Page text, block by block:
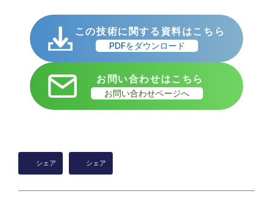
この技術に関する資料はこちら
PDFをダウンロード
お問い合わせはこちら
お問い合わせページへ
シェア シェア